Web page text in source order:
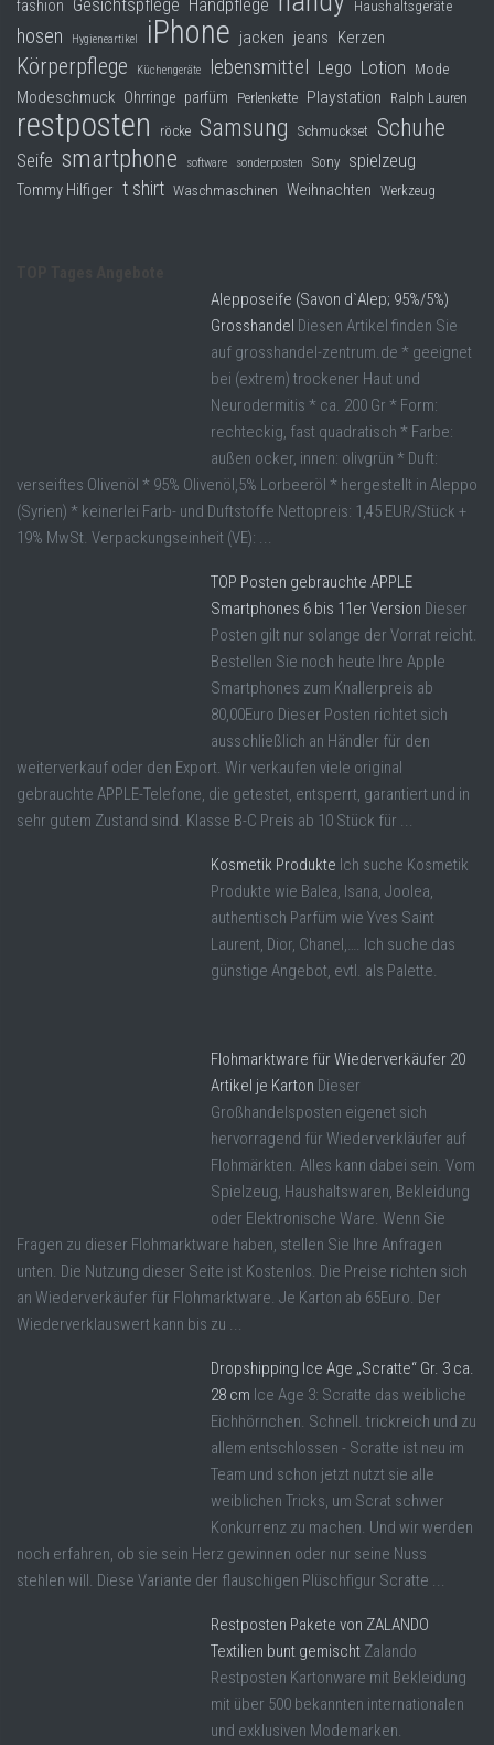
fashion Gesichtspflege Handpflege Haushaltsgeräte
hosen Hygieneartikel iPhone jacken jeans Kerzen
Körperpflege Küchengeräte lebensmittel Lego Lotion Mode
Modeschmuck Ohrringe parfüm Perlenkette Playstation Ralph Lauren
restposten röcke Samsung Schmuckset Schuhe
Seife smartphone software sonderposten Sony spielzeug
Tommy Hilfiger t shirt Waschmaschinen Weihnachten Werkzeug
Alepposeife (Savon d`Alep; 95%/5%)
Grosshandel Diesen Artikel finden Sie
auf grosshandel-zentrum.de * geeignet
bei (extrem) trockener Haut und
Neurodermitis * ca. 200 Gr * Form:
rechteckig, fast quadratisch * Farbe:
außen ocker, innen: olivgrün * Duft:
verseiftes Olivenöl * 95% Olivenöl,5% Lorbeeröl * hergestellt in Aleppo
(Syrien) * keinerlei Farb- und Duftstoffe Nettopreis: 1,45 EUR/Stück +
19% MwSt. Verpackungseinheit (VE): ...
TOP Posten gebrauchte APPLE
Smartphones 6 bis 11er Version Dieser
Posten gilt nur solange der Vorrat reicht.
Bestellen Sie noch heute Ihre Apple
Smartphones zum Knallerpreis ab
80,00Euro Dieser Posten richtet sich
ausschließlich an Händler für den
weiterverkauf oder den Export. Wir verkaufen viele original
gebrauchte APPLE-Telefone, die getestet, entsperrt, garantiert und in
sehr gutem Zustand sind. Klasse B-C Preis ab 10 Stück für ...
Kosmetik Produkte Ich suche Kosmetik
Produkte wie Balea, Isana, Joolea,
authentisch Parfüm wie Yves Saint
Laurent, Dior, Chanel,…. Ich suche das
günstige Angebot, evtl. als Palette.
Flohmarktware für Wiederverkäufer 20
Artikel je Karton Dieser
Großhandelsposten eigenet sich
hervorragend für Wiederverkläufer auf
Flohmärkten. Alles kann dabei sein. Vom
Spielzeug, Haushaltswaren, Bekleidung
oder Elektronische Ware. Wenn Sie
Fragen zu dieser Flohmarktware haben, stellen Sie Ihre Anfragen
unten. Die Nutzung dieser Seite ist Kostenlos. Die Preise richten sich
an Wiederverkäufer für Flohmarktware. Je Karton ab 65Euro. Der
Wiederverklauswert kann bis zu ...
Dropshipping Ice Age „Scratte“ Gr. 3 ca.
28 cm Ice Age 3: Scratte das weibliche
Eichhörnchen. Schnell. trickreich und zu
allem entschlossen - Scratte ist neu im
Team und schon jetzt nutzt sie alle
weiblichen Tricks, um Scrat schwer
Konkurrenz zu machen. Und wir werden
noch erfahren, ob sie sein Herz gewinnen oder nur seine Nuss
stehlen will. Diese Variante der flauschigen Plüschfigur Scratte ...
Restposten Pakete von ZALANDO
Textilien bunt gemischt Zalando
Restposten Kartonware mit Bekleidung
mit über 500 bekannten internationalen
und exklusiven Modemarken.